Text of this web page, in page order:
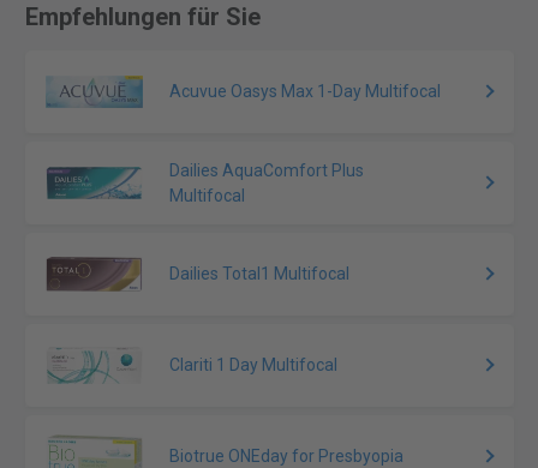
Empfehlungen für Sie
Acuvue Oasys Max 1-Day Multifocal
Dailies AquaComfort Plus
Multifocal
Dailies Total1 Multifocal
Clariti 1 Day Multifocal
Biotrue ONEday for Presbyopia